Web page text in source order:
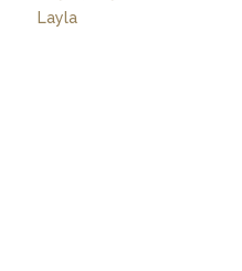
Layla